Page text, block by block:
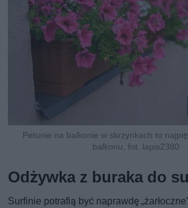
Petunie na balkonie w skrzynkach to
balkonu, fot. lapis2380
Odżywka z buraka do
Surfinie potrafią być naprawdę